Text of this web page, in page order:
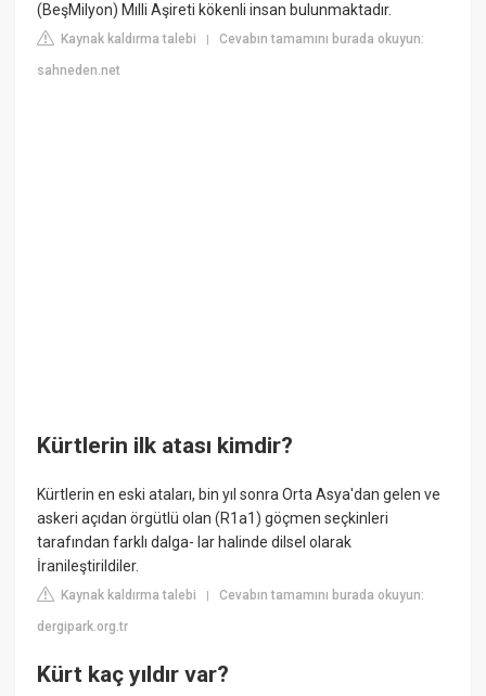
(BeşMilyon) Mılli Aşireti kökenli insan bulunmaktadır.
Kaynak kaldırma talebi |Cevabın tamamını burada okuyun:
sahneden.net
Kürtlerin ilk atası kimdir?
Kürtlerin en eski ataları, bin yıl sonra Orta Asya'dan gelen ve
askeri açıdan örgütlü olan (R1a1) göçmen seçkinleri
tarafından farklı dalga- lar halinde dilsel olarak
İranileştirildiler.
Kaynak kaldırma talebi |Cevabın tamamını burada okuyun:
dergipark.org.tr
Kürt kaç yıldır var?